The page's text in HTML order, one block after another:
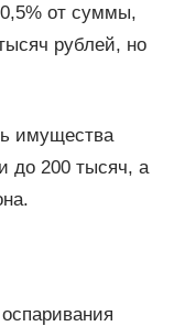
от суммы,
рублей, но
имущества
до 200 тысяч, а